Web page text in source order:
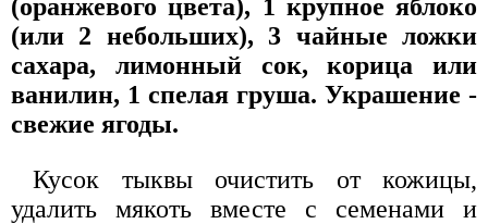
(оранжевого цвета), 1 крупное яблоко
(или 2 небольших), 3 чайные ложки
сахара, лимонный сок, корица или
ванилин, 1 спелая груша. Украшение -
свежие ягоды.
Кусок тыквы очистить от кожицы,
удалить мякоть вместе с семенами и